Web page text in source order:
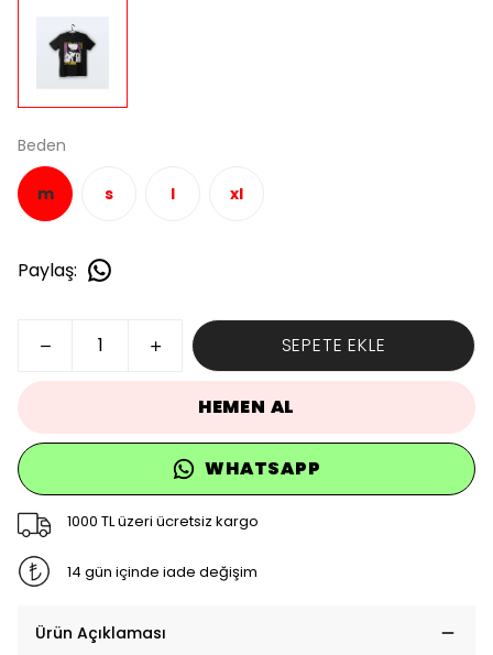
Beden
m s l xl
Paylaş:
SEPETE EKLE
HEMEN AL
WHATSAPP
1000 TL üzeri ücretsiz kargo
14 gün içinde iade değişim
Ürün Açıklaması